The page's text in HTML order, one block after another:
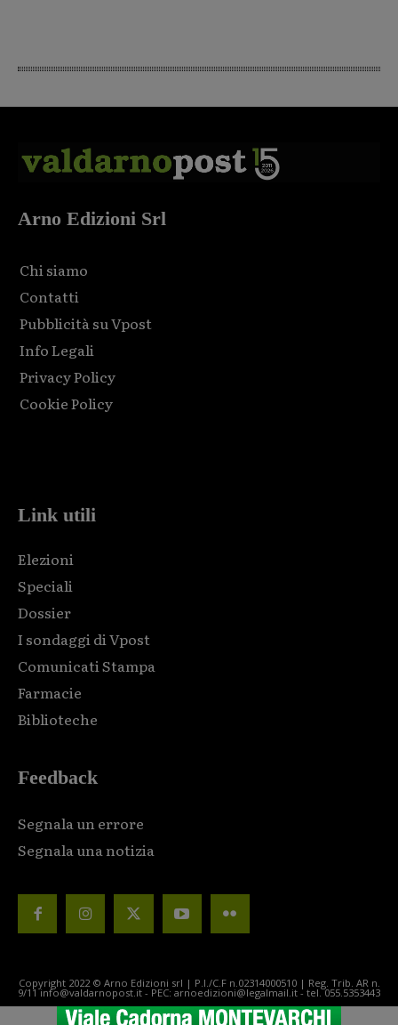
Arno Edizioni Srl
Chi siamo
Contatti
Pubblicità su Vpost
Info Legali
Privacy Policy
Cookie Policy
Link utili
Elezioni
Speciali
Dossier
I sondaggi di Vpost
Comunicati Stampa
Farmacie
Biblioteche
Feedback
Segnala un errore
Segnala una notizia
Copyright 2022 © Arno Edizioni srl | P.I./C.F n.02314000510 | Reg. Trib. AR n.
9/11 info@valdarnopost.it - PEC: arnoedizioni@legalmail.it - tel. 055.5353443